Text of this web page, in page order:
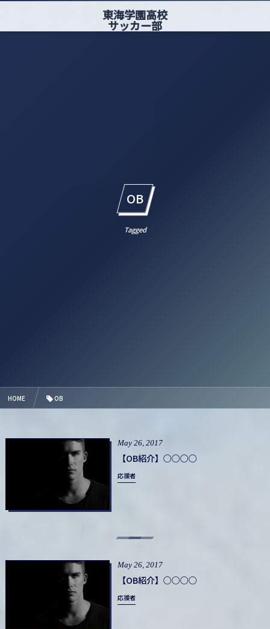
東海学園高校
サッカー部
OB
Tagged
HOME OB
May 26,2017
【OB紹介】○○○○
応援者
May 26 ,2017
【OB紹介】○○○○
応援者